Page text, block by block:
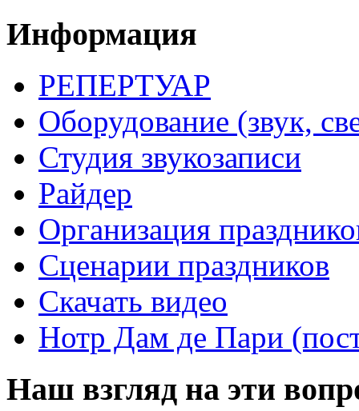
Информация
РЕПЕРТУАР
Оборудование (звук,
Студия звукозаписи
Райдер
Организация
Сценарии праздников
Скачать видео
Нотр Дам де Пари
Наш взгляд на эти